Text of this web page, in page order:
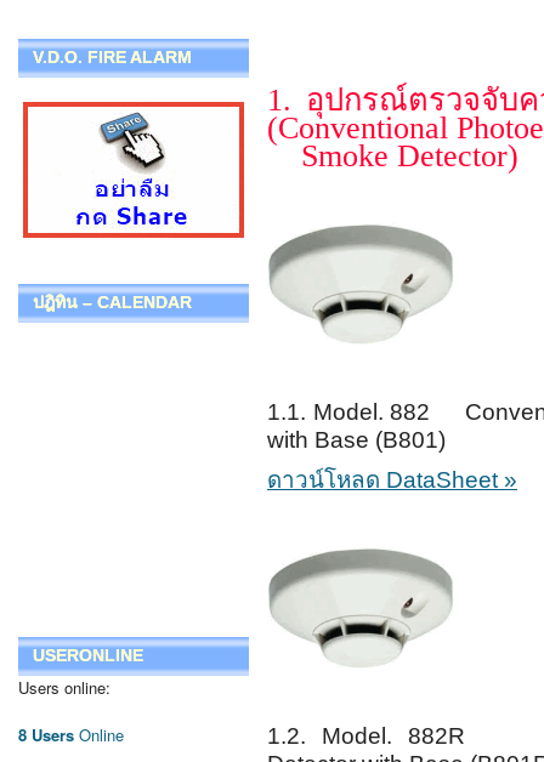
V.D.O. FIRE ALARM
ปฎิทิน – CALENDAR
USERONLINE
Users online:
8 Users Online
1. อุปกรณ์ตรวจจับ
(Conventional
Smoke Detector)
1.1. Model. 882
with Base (B801)
ดาวน์โหลด DataSheet »
1.2. Model. 882R